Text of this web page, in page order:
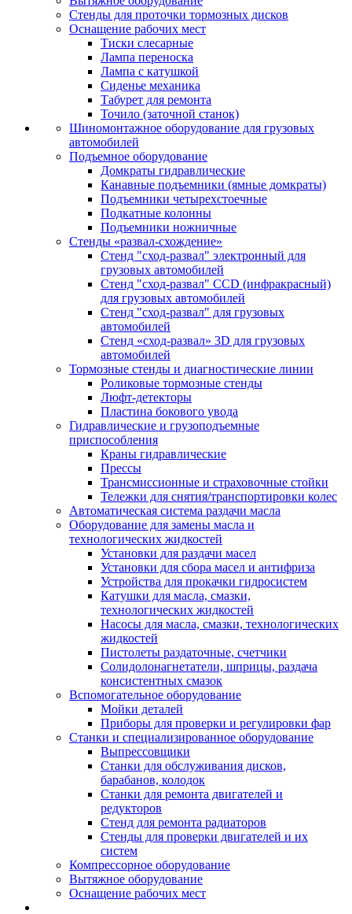
Стенды для проточки тормозных дисков
Оснащение рабочих мест
Тиски слесарные
Лампа переноска
Лампа с катушкой
Сиденье механика
Табурет для ремонта
Точило (заточной станок)
Шиномонтажное оборудование для грузовых
автомобилей
Подъемное оборудование
Домкраты гидравлические
Канавные подъемники (ямные домкраты)
Подъемники четырехстоечные
Подкатные колонны
Подъемники ножничные
Стенды «развал-схождение»
Стенд "сход-развал" электронный для
грузовых автомобилей
Стенд "сход-развал" CCD (инфракрасный)
для грузовых автомобилей
Стенд "сход-развал" для грузовых
автомобилей
Стенд «сход-развал» 3D для грузовых
автомобилей
Тормозные стенды и диагностические линии
Роликовые тормозные стенды
Люфт-детекторы
Пластина бокового увода
Гидравлические и грузоподъемные
приспособления
Краны гидравлические
Прессы
Трансмиссионные и страховочные стойки
Тележки для снятия/транспортировки колес
Автоматическая система раздачи масла
Оборудование для замены масла и
технологических жидкостей
Установки для раздачи масел
Установки для сбора масел и антифриза
Устройства для прокачки гидросистем
Катушки для масла, смазки,
технологических жидкостей
Насосы для масла, смазки, технологических
жидкостей
Пистолеты раздаточные, счетчики
Солидолонагнетатели, шприцы, раздача
консистентных смазок
Вспомогательное оборудование
Мойки деталей
Приборы для проверки и регулировки фар
Станки и специализированное оборудование
Выпрессовщики
Станки для обслуживания дисков,
барабанов, колодок
Станки для ремонта двигателей и
редукторов
Стенд для ремонта радиаторов
Стенды для проверки двигателей и их
систем
Компрессорное оборудование
Вытяжное оборудование
Оснащение рабочих мест